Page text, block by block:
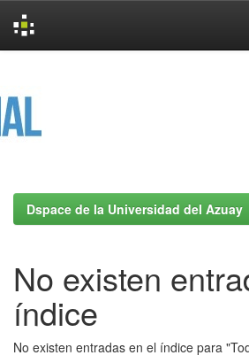
Dspace de la Universidad del Azuay
No existen
índice
No existen entradas en el índice para